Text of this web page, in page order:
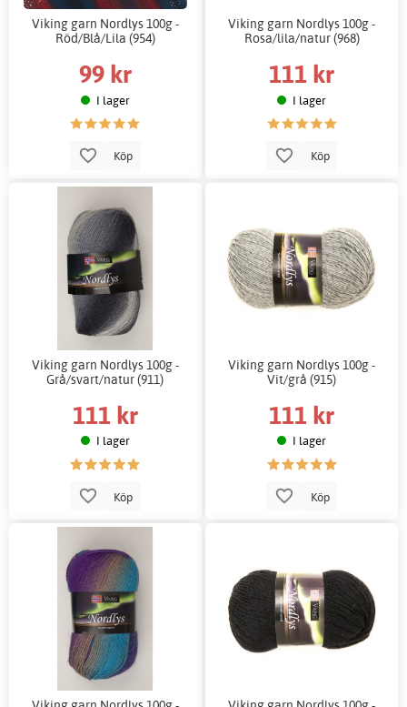
Viking garn Nordlys 100g -
Röd/Blå/Lila (954)
99 kr
I lager
Köp
Viking garn Nordlys 100g -
Rosa/lila/natur (968)
111 kr
I lager
Köp
Viking garn Nordlys 100g -
Grå/svart/natur (911)
111 kr
I lager
Köp
Viking garn Nordlys 100g -
Vit/grå (915)
111 kr
I lager
Köp